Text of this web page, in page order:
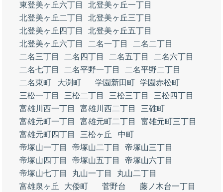
東登美ヶ丘六丁目
北登美ヶ丘一丁目
北登美ヶ丘二丁目
北登美ヶ丘三丁目
北登美ヶ丘四丁目
北登美ヶ丘五丁目
北登美ヶ丘六丁目
二名一丁目
二名二丁目
二名三丁目
二名四丁目 二名五丁目
二名六丁目
二名七丁目
二名平野一丁目
二名平野二丁目
二名東町
大渕町 学園新田町 学園赤松町
三松一丁目
三松二丁目 三松三丁目
三松四丁目
富雄川西一丁目
富雄川西二丁目
三碓町
富雄元町一丁目
富雄元町二丁目
富雄元町三丁目
富雄元町四丁目
三松ヶ丘
中町
帝塚山一丁目
帝塚山二丁目
帝塚山三丁目
帝塚山四丁目
帝塚山五丁目
帝塚山六丁目
帝塚山七丁目
丸山一丁目
丸山二丁目
富雄泉ヶ丘
大倭町 菅野台
藤ノ木台一丁目